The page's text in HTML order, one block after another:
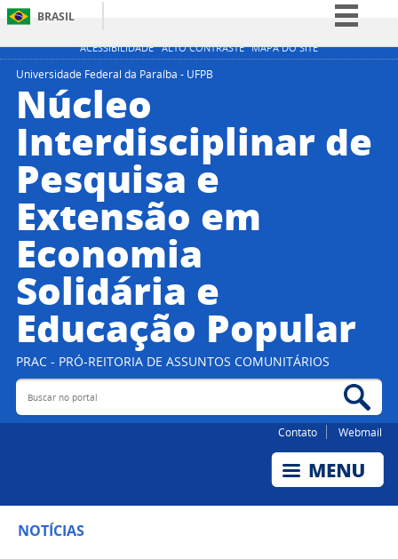
ACESSIBILIDADE ALTO CONTRASTE MAPA DO SITE
BRASIL
Simplifique!
Acesso à informação
Legislação
Universidade Federal da Paraíba - UFPB
Núcleo
Interdisciplinar de
Pesquisa e
Extensão em
Economia
Solidária e
Educação Popular
PRAC - PRÓ-REITORIA DE ASSUNTOS COMUNITÁRIOS
Buscar no portal
Contato Webmail
NOTÍCIAS